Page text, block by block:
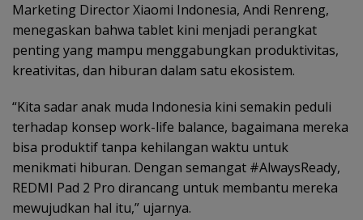
Marketing Director Xiaomi Indonesia, Andi Renreng,
menegaskan bahwa tablet kini menjadi perangkat
penting yang mampu menggabungkan produktivitas,
kreativitas, dan hiburan dalam satu ekosistem.
“Kita sadar anak muda Indonesia kini semakin peduli
terhadap konsep work-life balance, bagaimana mereka
bisa produktif tanpa kehilangan waktu untuk
menikmati hiburan. Dengan semangat #AlwaysReady,
REDMI Pad 2 Pro dirancang untuk membantu mereka
mewujudkan hal itu,” ujarnya.